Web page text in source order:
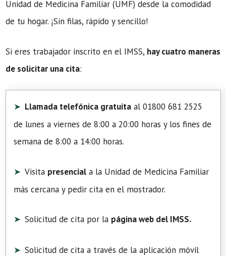
Unidad de Medicina Familiar (UMF) desde la comodidad
de tu hogar. ¡Sin filas, rápido y sencillo!
Si eres trabajador inscrito en el IMSS, hay cuatro maneras
de solicitar una cita:
Llamada telefónica gratuita al 01800 681 2525
de lunes a viernes de 8:00 a 20:00 horas y los fines de
semana de 8:00 a 14:00 horas.
Visita presencial a la Unidad de Medicina Familiar
más cercana y pedir cita en el mostrador.
Solicitud de cita por la página web del IMSS.
Solicitud de cita a través de la aplicación móvil